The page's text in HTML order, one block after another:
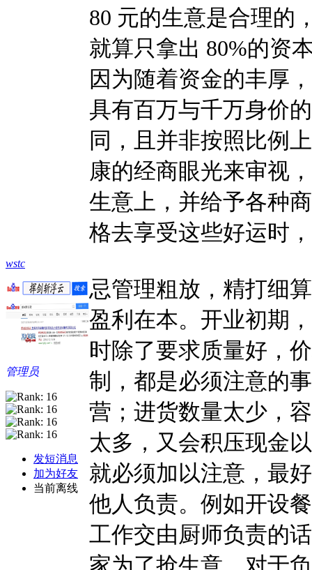
wstc
管理员
发短消息
加为好友
当前离线
80 元的生意是合理的
就算只拿出 80%的资
因为随着资金的丰厚
具有百万与千万身价
同，且并非按照比例
康的经商眼光来审视
生意上，并给予各种
格去享受这些好运时
忌管理粗放，精打细
盈利在本。开业初期
时除了要求质量好，
制，都是必须注意的
营；进货数量太少，
太多，又会积压现金
就必须加以注意，最
他人负责。例如开设
工作交由厨师负责的
家为了抢生意，对于